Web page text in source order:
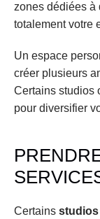
zones dédiées à
totalement votre
Un espace
créer plusieurs
Certains studios
pour diversifier
Certains studios